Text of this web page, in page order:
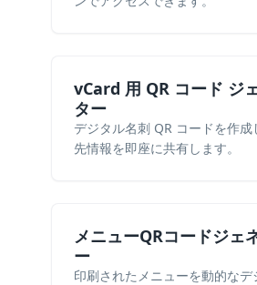
vCard 用 QR コード ジ
ター
デジタル名刺 QR コードを作成
先情報を即座に共有します。
メニューQRコードジェ
ー
印刷されたメニューを動的なデ